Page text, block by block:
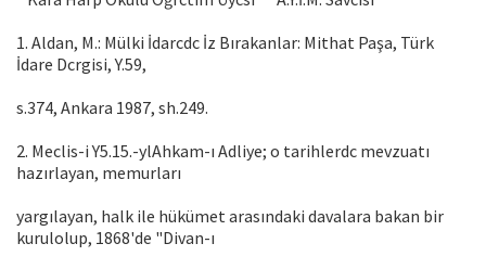
1. Aldan, M.: Mülki İdarcdc İz Bırakanlar: Mithat Paşa, Türk
İdare Dcrgisi, Y.59,
s.374, Ankara 1987, sh.249.
2. Meclis-i Y5.15.-ylAhkam-ı Adliye; o tarihlerdc mevzuatı
hazırlayan, memurları
yargılayan, halk ile hükümet arasındaki davalara bakan bir
kurulolup, 1868'de "Divan-ı